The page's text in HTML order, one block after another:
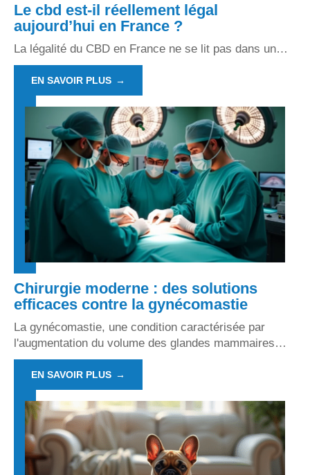
Le cbd est-il réellement légal
aujourd’hui en France ?
La légalité du CBD en France ne se lit pas dans un…
EN SAVOIR PLUS
Chirurgie moderne : des solutions
efficaces contre la gynécomastie
La gynécomastie, une condition caractérisée par
l'augmentation du volume des glandes mammaires…
EN SAVOIR PLUS